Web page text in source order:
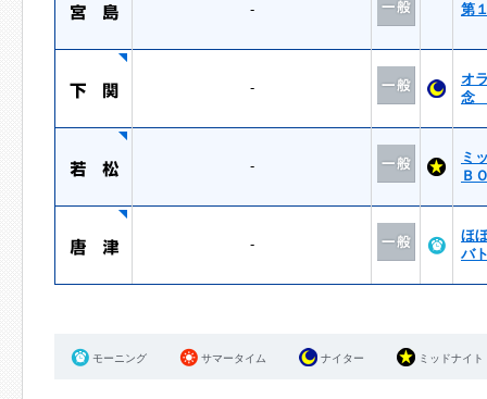
- 第
-
オ
念
-
ミ
Ｂ
-
ほ
バ
モーニング サマータイム ナイター ミッドナイト